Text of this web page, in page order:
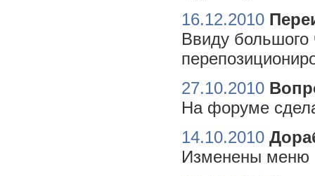
16.12.2010
Ввиду большого
27.10.2010
На форуме
14.10.2010
Изменены меню